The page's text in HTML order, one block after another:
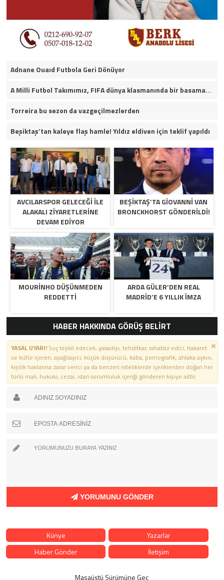
Adnane Ouaıd Futbola Geri Dönüyor
A Milli Futbol Takımımız, FIFA dünya klasmanında bir basamak yükselerek 25. sırada yer aldı.
Torreira bu sezon da vazgeçilmezlerden
Beşiktaş’tan kaleye flaş hamle! Yıldız eldiven için teklif yapıldı
AVCILARSPOR GELECEĞİ İLE
ALAKALI ZİYARETLERİNE
DEVAM EDİYOR
BEŞIKTAŞ’TA GIOVANNI VAN
BRONCKHORST GÖNDERILDI!
MOURINHO DÜŞÜNMEDEN
REDDETTI
ARDA GÜLER’DEN REAL
MADRID’E 6 YILLIK IMZA
HABER HAKKINDA GÖRÜŞ BELİRT
YASAL UYARI! Suç teşkil edecek, yasadışı, tehditkar, rahatsız edici, hakaret
ve küfür içeren, aşağılayıcı, küçük düşürücü, kaba, pornografik, ahlaka aykırı,
kişilik haklarına zarar verici ya da benzeri niteliklerde içeriklerden doğan her
türlü mali, hukuki, cezai, idari sorumluluk içeriği gönderen kişiye aittir.
YORUMUNU GÖNDER
Künye
Yazarlar
Haber Gönder
İletişim
Masaüstü Sürümüne Geç